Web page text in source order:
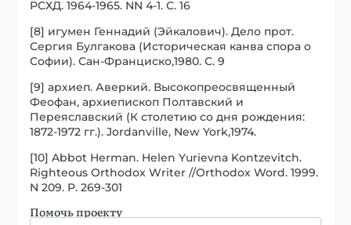
РСХД. 1964-1965. NN 4-1. С. 16
[8] игумен Геннадий (Эйкалович). Дело прот.
Сергия Булгакова (Историческая канва спора о
Софии). Сан-Франциско,1980. С. 9
[9] архиеп. Аверкий. Высокопреосвященный
Феофан, архиепископ Полтавский и
Переяславский (К столетию со дня рождения:
1872-1972 гг.). Jordanville, New York,1974.
[10] Abbot Herman. Helen Yurievna Kontzevitch.
Righteous Orthodox Writer //Orthodox Word. 1999.
N 209. P. 269-301
Помочь проекту